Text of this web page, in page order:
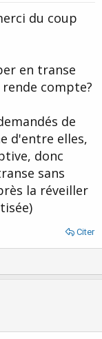
du coup
en transe
compte?
de
d'entre elles,
donc
sans
la réveiller
Citer